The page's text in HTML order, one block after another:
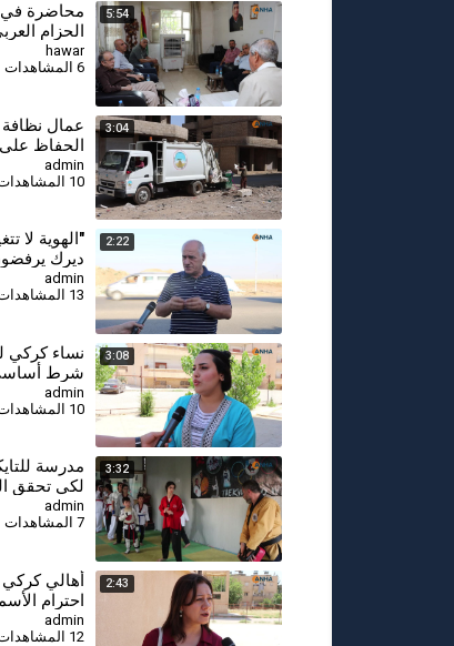
5:54
محاضرة
الحزام
الديمغرافية
hawar
6 المشاهدات
3:04
⁣عمال
الحفاظ على
يبدأ من
admin
10 المشاهدات
2:22
"الهوية لا
ديرك
القرى
admin
13 المشاهدات
3:08
⁣نساء كركي
شرط
السلام وحل
admin
10 المشاهدات
3:32
⁣مدرسة
لكي تحقق
على مستوى
admin
7 المشاهدات
2:43
أهالي
احترام
للمدن
admin
12 المشاهدات